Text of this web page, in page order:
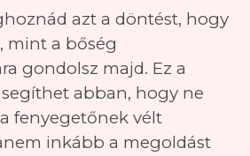
azt a döntést, hogy
mint a bőség
gondolsz majd. Ez a
abban, hogy ne
fenyegetőnek vélt
inkább a megoldást